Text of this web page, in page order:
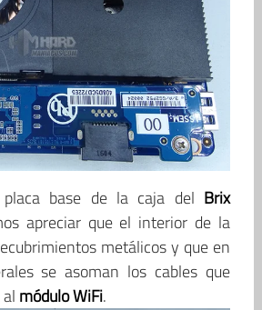
base de la caja del Brix
apreciar que el interior de la
metálicos y que en
se asoman los cables que
módulo WiFi.